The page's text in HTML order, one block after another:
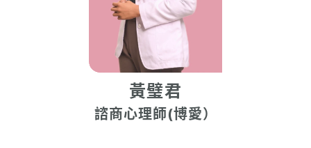
黃璧君
諮商心理師(博愛）